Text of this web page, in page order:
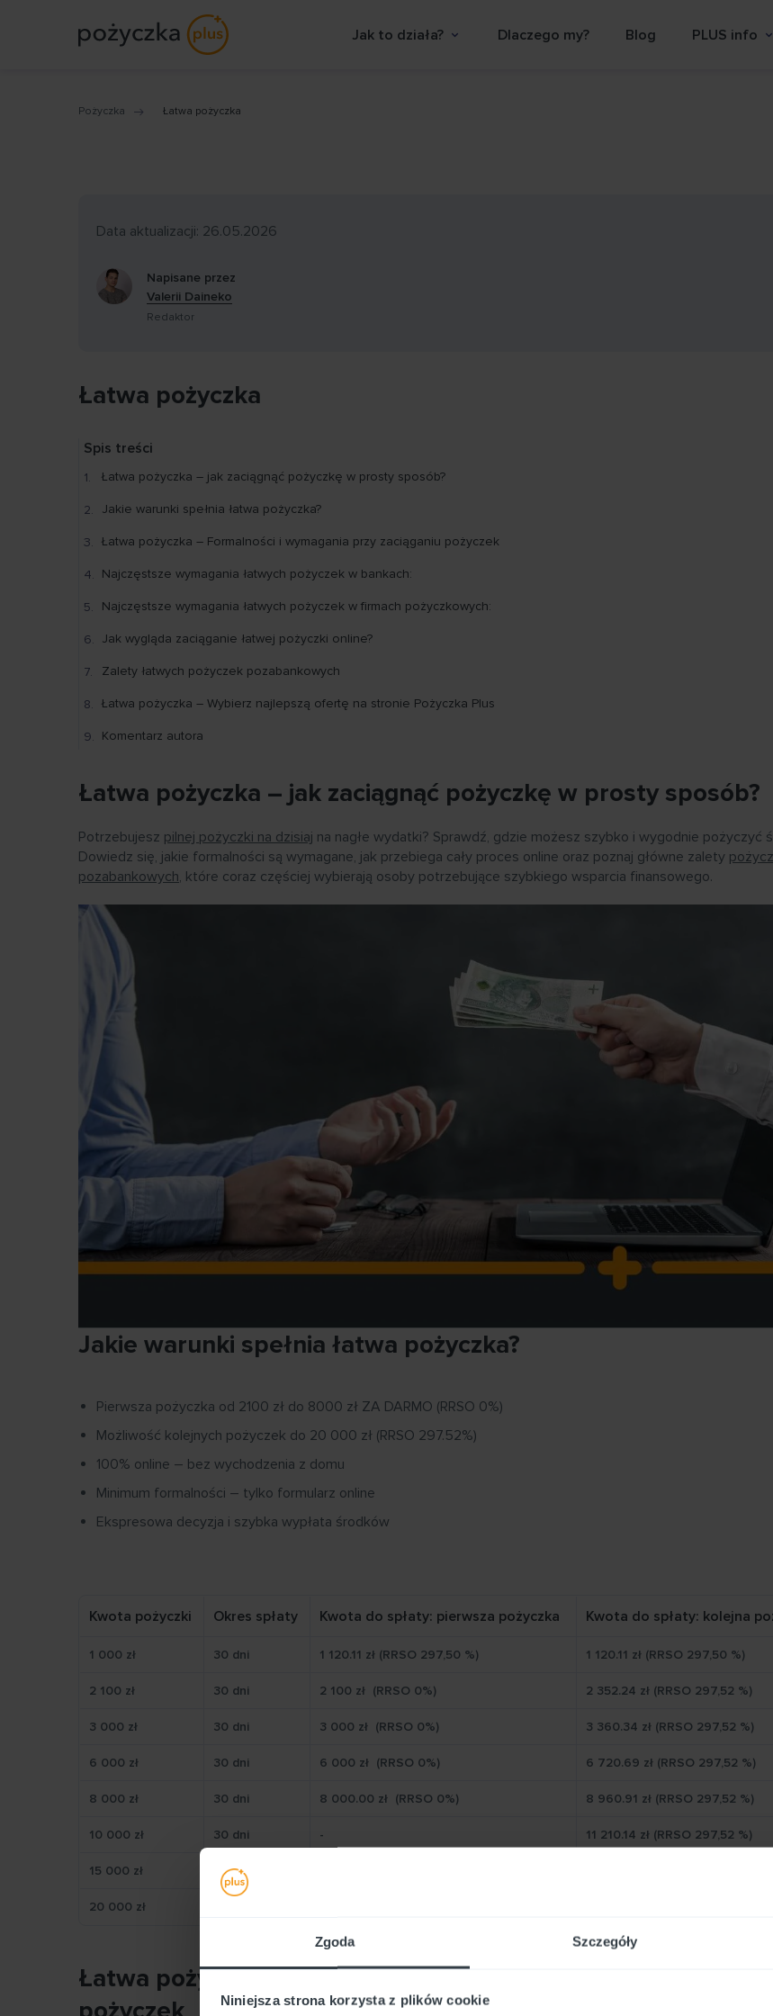
Zgoda Szczegóły
Niniejsza strona korzysta z plików cookie
Jak to działa? Dlaczego my? Blog PLUS info
Pożyczka Łatwa pożyczka
Data aktualizacji: 26.05.2026
Napisane przez
Valerii Daineko
Redaktor
Łatwa pożyczka
Spis treści
Łatwa pożyczka – jak zaciągnąć pożyczkę w prosty sposób?
Jakie warunki spełnia łatwa pożyczka?
Łatwa pożyczka – Formalności i wymagania przy zaciąganiu pożyczek
Najczęstsze wymagania łatwych pożyczek w bankach:
Najczęstsze wymagania łatwych pożyczek w firmach pożyczkowych:
Jak wygląda zaciąganie łatwej pożyczki online?
Zalety łatwych pożyczek pozabankowych
Łatwa pożyczka – Wybierz najlepszą ofertę na stronie Pożyczka Plus
Komentarz autora
Łatwa pożyczka – jak zaciągnąć pożyczkę w prosty sposób?
Potrzebujesz pilnej pożyczki na dzisiaj na nagłe wydatki? Sprawdź, gdzie możesz szybko i wygodnie pożyczyć
Dowiedz się, jakie formalności są wymagane, jak przebiega cały proces online oraz poznaj główne zalety
pozabankowych, które coraz częściej wybierają osoby potrzebujące szybkiego wsparcia finansowego.
Jakie warunki spełnia łatwa pożyczka?
Pierwsza pożyczka od 2100 zł do 8000 zł ZA DARMO (RRSO 0%)
Możliwość kolejnych pożyczek do 20 000 zł (RRSO 297.52%)
100% online – bez wychodzenia z domu
Minimum formalności – tylko formularz online
Ekspresowa decyzja i szybka wypłata środków
Kwota pożyczki Okres spłaty Kwota do spłaty: pierwsza pożyczka Kwota do spłaty: kolejna
1 000 zł 30 dni 1 120.11 zł (RRSO 297,50 %) 1 120.11 zł (RRSO 297,50 %)
2 100 zł 30 dni 2 100 zł (RRSO 0%) 2 352.24 zł (RRSO 297,52 %)
3 000 zł 30 dni 3 000 zł (RRSO 0%) 3 360.34 zł (RRSO 297,52 %)
6 000 zł 30 dni 6 000 zł (RRSO 0%) 6 720.69 zł (RRSO 297,52 %)
8 000 zł 30 dni 8 000.00 zł (RRSO 0%) 8 960.91 zł (RRSO 297,52 %)
10 000 zł 30 dni - 11 210.14 zł (RRSO 297,52 %)
15 000 zł 30 dni
20 000 zł
Łatwa pożyczka – Formalności i wymagania przy zaciąganiu